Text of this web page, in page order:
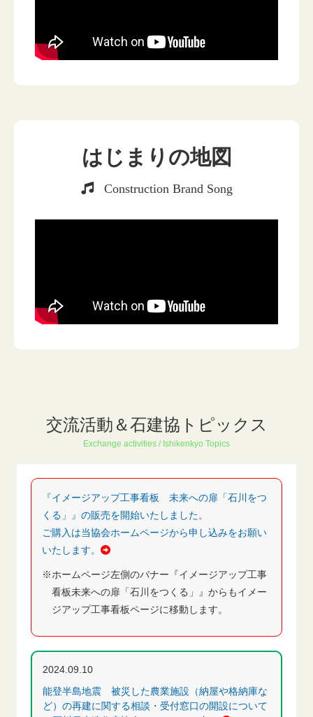
はじまりの地図
Construction Brand Song
交流活動＆石建協トピックス
Exchange activities / Ishikenkyo Topics
『イメージアップ工事看板 未来への扉「石川をつ
くる」』の販売を開始いたしました。
ご購入は当協会ホームページから申し込みをお願い
いたします。
※ホームページ左側のバナー『イメージアップ工事
看板未来への扉「石川をつくる」』からもイメー
ジアップ工事看板ページに移動します。
2024.09.10
能登半島地震 被災した農業施設（納屋や格納庫な
ど）の再建に関する相談・受付窓口の開設について